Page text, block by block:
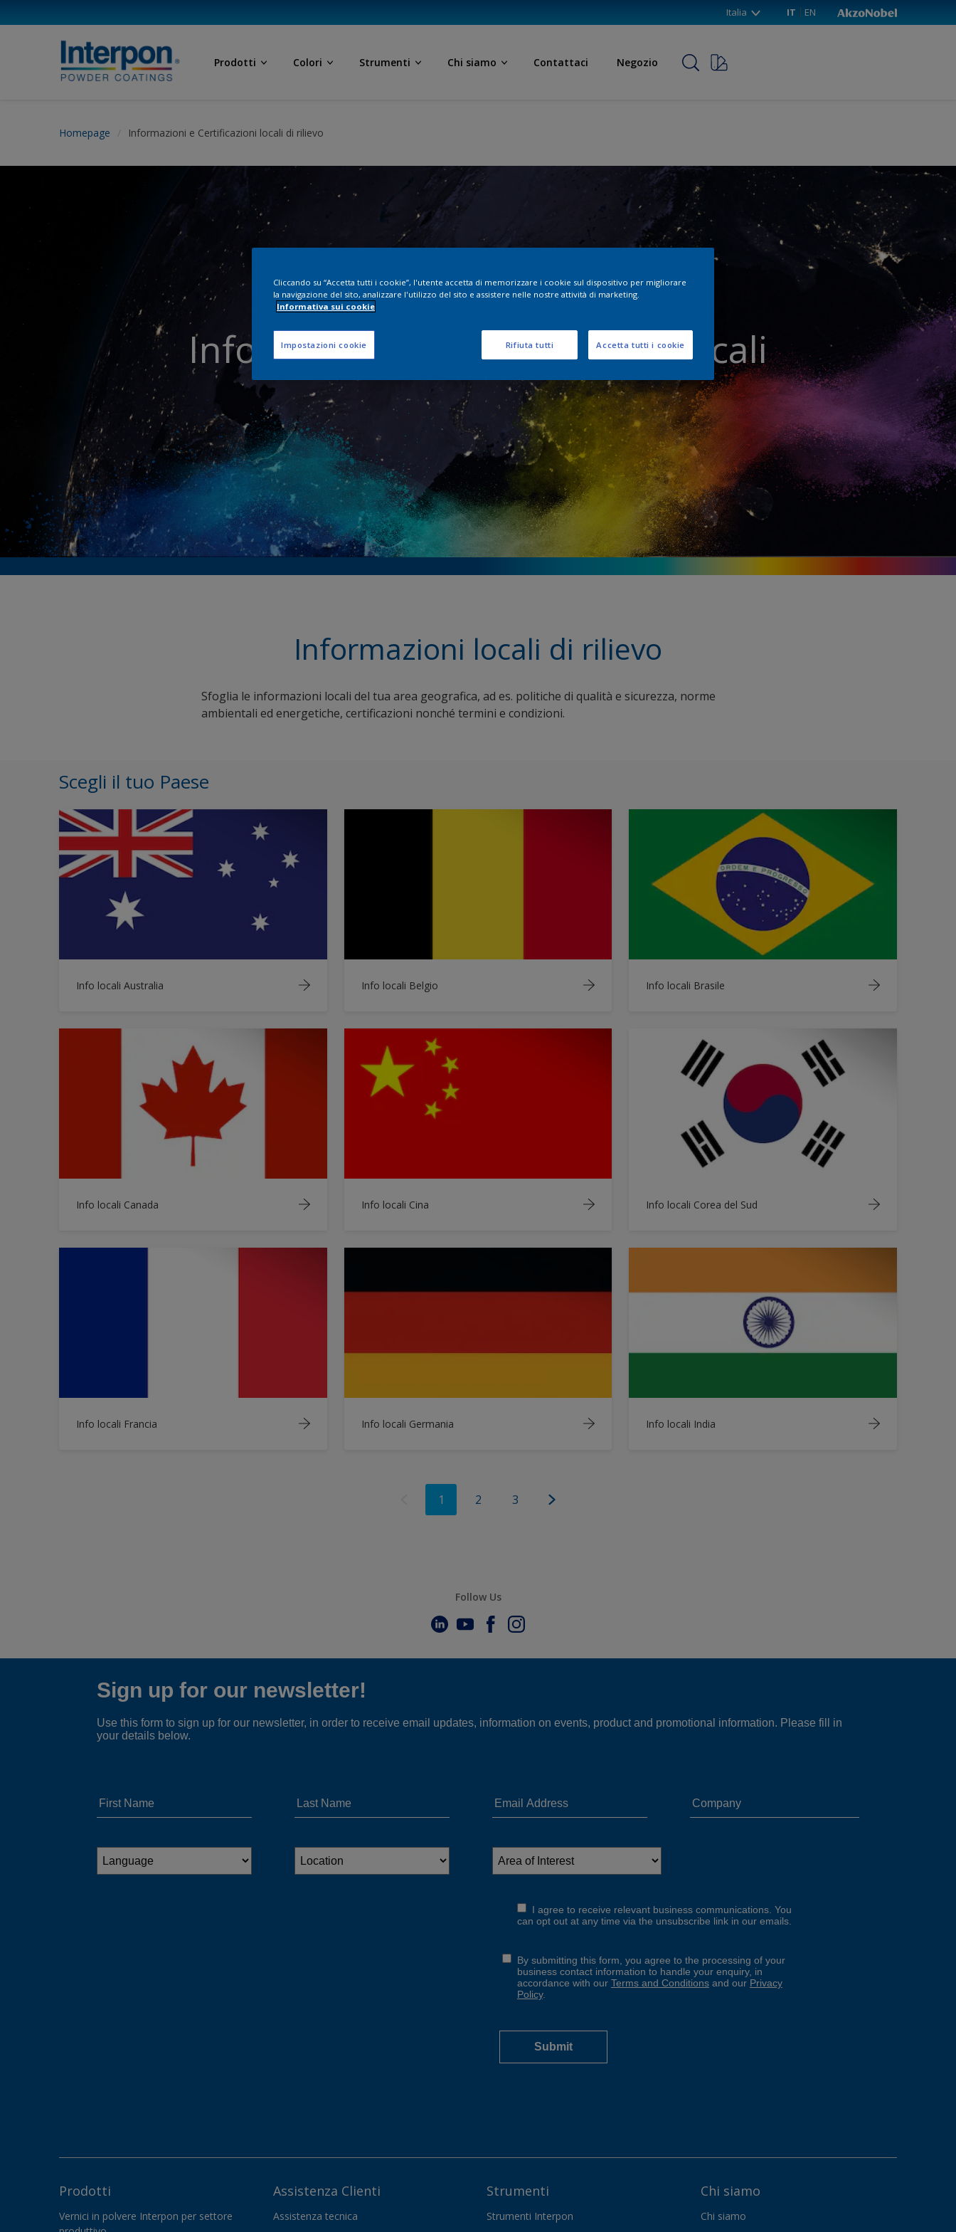
Italia IT EN
Prodotti Colori Strumenti Chi siamo Contattaci Negozio
Homepage Informazioni e Certificazioni locali di rilievo
Informazioni e Certificazioni locali
Informazioni locali di rilievo
Sfoglia le informazioni locali del tua area geografica, ad es. politiche di qualità e sicurezza, norme
ambientali ed energetiche, certificazioni nonché termini e condizioni.
Scegli il tuo Paese
Info locali Australia Info locali Belgio Info locali Brasile
Info locali Canada Info locali Cina Info locali Corea del Sud
Info locali Francia Info locali Germania Info locali India
1 2 3
Follow Us
Prodotti
Vernici in polvere Interpon per settore
Assistenza Clienti
Assistenza tecnica
Strumenti
Strumenti Interpon
Chi siamo
Chi siamo
Cliccando su “Accetta tutti i cookie”, l'utente accetta di memorizzare i cookie sul dispositivo per migliorare
la navigazione del sito, analizzare l'utilizzo del sito e assistere nelle nostre attività di marketing.
Informativa sui cookie
Impostazioni cookie Rifiuta tutti Accetta tutti i cookie